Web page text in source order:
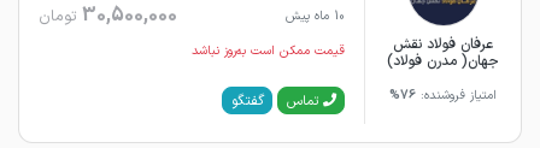
عرفان فولاد نقش
جهان( مدرن فولاد)
امتیاز فروشنده: 76%
10 ماه پیش
30,500,000 تومان
قیمت ممکن است به‌روز نباشد
تماس گفتگو